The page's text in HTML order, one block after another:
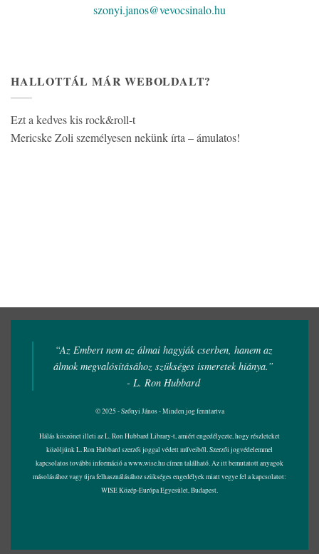
szonyi.janos@vevocsinalo.hu
HALLOTTÁL MÁR WEBOLDALT?
Ezt a kedves kis rock&roll-t
Mericske Zoli személyesen nekünk írta – ámulatos!
“Az Embert nem az álmai hagyják cserben, hanem az
álmok megvalósításához szükséges ismeretek hiánya.”
- L. Ron Hubbard
© 2025 - Szőnyi János - Minden jog fenntartva
Hálás köszönet illeti az L. Ron Hubbard Library-t, amiért engedélyezte, hogy részleteket
közöljünk L. Ron Hubbard szerzői joggal védett műveiből. Szerzői jogvédelemmel
kapcsolatos további információ awww.wise.hucímen található. Az itt bemutatott anyagok
másolásához vagy újra felhasználásához szükséges engedélyek miatt vegye fel a kapcsolatot:
WISE Közép-Európa Egyesület, Budapest.